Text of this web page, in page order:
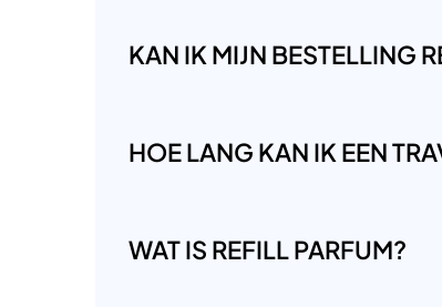
KAN IK MIJN BESTELLING
HOE LANG KAN IK EEN
WAT IS REFILL PARFUM?